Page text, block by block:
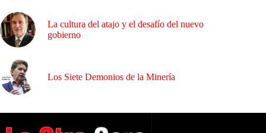
La cultura del atajo y el desafío del nuevo
gobierno
Los Siete Demonios de la Minería